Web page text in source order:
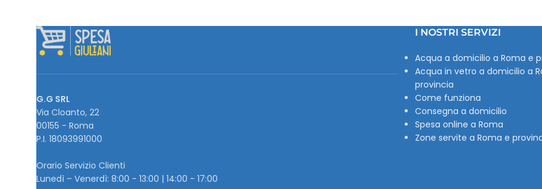
G.G SRL
Via Cloanto, 22
00155 - Roma
P.I. ‭18093991000
Orario Servizio Clienti
Lunedì – Venerdì: 8:00 - 13:00 | 14:00 - 17:00
I NOSTRI SERVIZI
Acqua a domicilio a Roma e
Acqua in vetro a domicilio a
provincia
Come funziona
Consegna a domicilio
Spesa online a Roma
Zone servite a Roma e